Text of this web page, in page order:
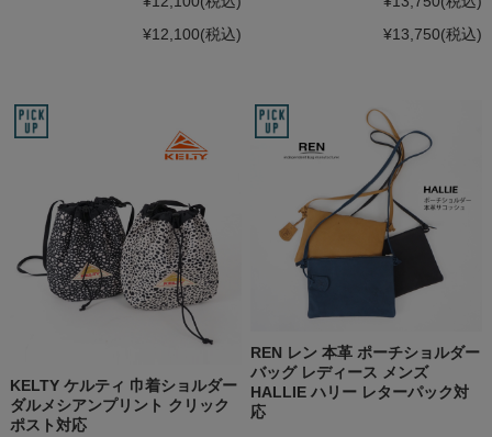
¥12,100(税込)
¥13,750(税込)
KELTY ケルティ 巾着ショルダー
ダルメシアンプリント クリック
ポスト対応
REN レン 本革 ポーチショルダー
バッグ レディース メンズ
HALLIE ハリー レターパック対
応